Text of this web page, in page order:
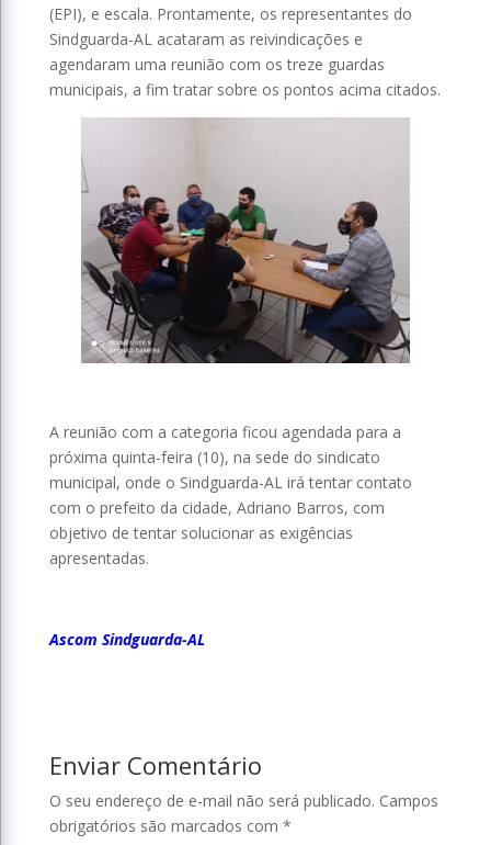
(EPI), e escala. Prontamente, os representantes do
Sindguarda-AL acataram as reivindicações e
agendaram uma reunião com os treze guardas
municipais, a fim tratar sobre os pontos acima citados.
A reunião com a categoria ficou agendada para a
próxima quinta-feira (10), na sede do sindicato
municipal, onde o Sindguarda-AL irá tentar contato
com o prefeito da cidade, Adriano Barros, com
objetivo de tentar solucionar as exigências
apresentadas.
Ascom Sindguarda-AL
Enviar Comentário
O seu endereço de e-mail não será publicado. Campos
obrigatórios são marcados com *